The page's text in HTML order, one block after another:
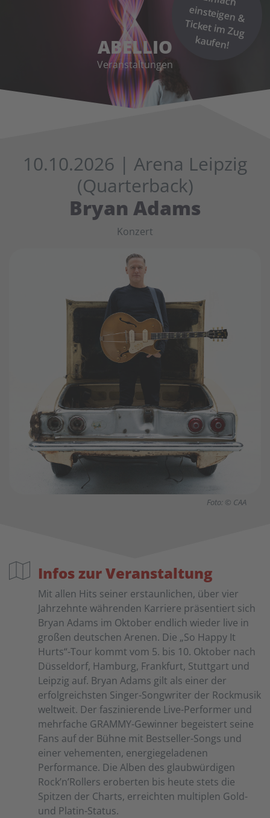
ABELLIO
Veranstaltungen
kaufen!
10.10.2026 | Arena Leipzig
(Quarterback)
Bryan Adams
Konzert
Foto: © CAA
Infos zur Veranstaltung
Mit allen Hits seiner erstaunlichen, über vier
Jahrzehnte währenden Karriere präsentiert sich
Bryan Adams im Oktober endlich wieder live in
großen deutschen Arenen. Die „So Happy It
Hurts“-Tour kommt vom 5. bis 10. Oktober nach
Düsseldorf, Hamburg, Frankfurt, Stuttgart und
Leipzig auf. Bryan Adams gilt als einer der
erfolgreichsten Singer-Songwriter der Rockmusik
weltweit. Der faszinierende Live-Performer und
mehrfache GRAMMY-Gewinner begeistert seine
Fans auf der Bühne mit Bestseller-Songs und
einer vehementen, energiegeladenen
Performance. Die Alben des glaubwürdigen
Rock’n’Rollers eroberten bis heute stets die
Spitzen der Charts, erreichten multiplen Gold-
und Platin-Status.